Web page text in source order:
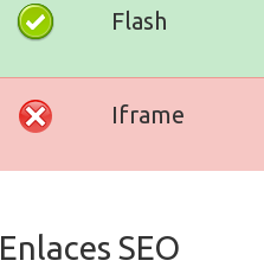
Flash
Iframe
Enlaces SEO